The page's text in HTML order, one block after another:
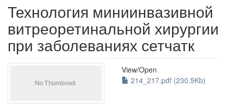
Технология миниинвазивной
витреоретинальной хирургии
при заболеваниях сетчатк
View/Open
214_217.pdf (230.5Kb)